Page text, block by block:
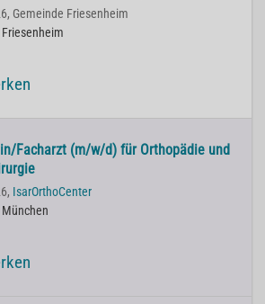
Gemeinde Friesenheim
Facharzt (m/w/d) für Orthopädie und
IsarOrthoCenter